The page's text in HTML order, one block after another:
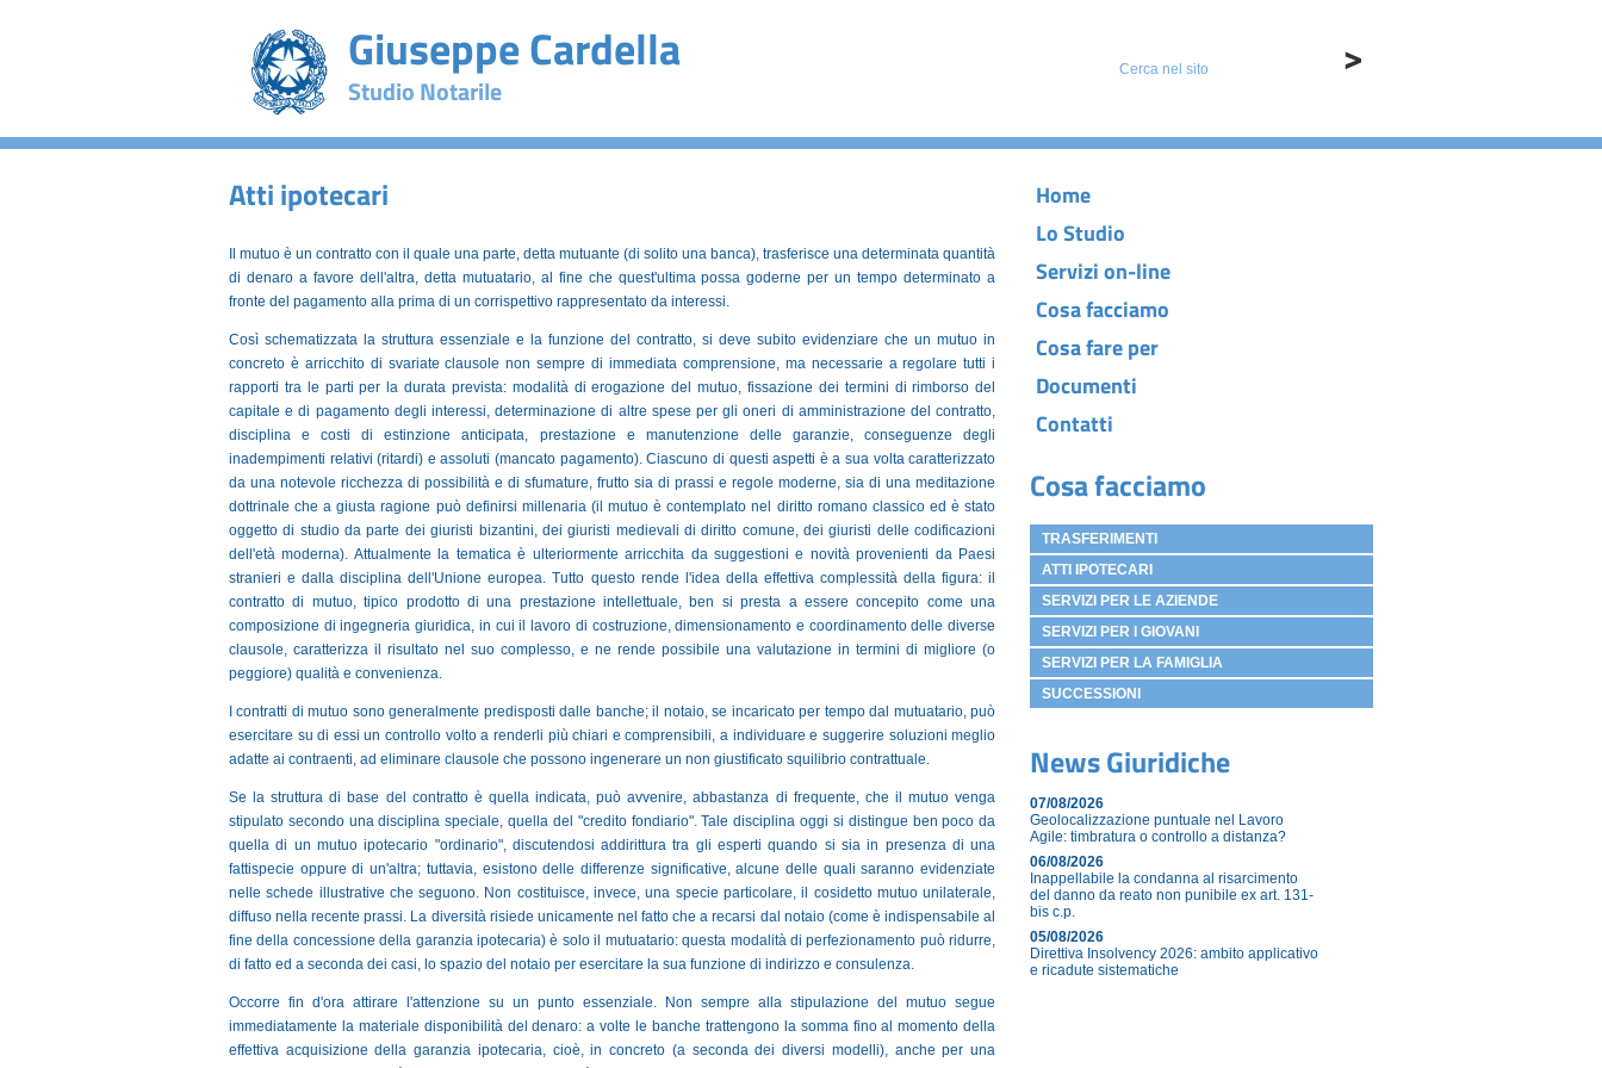
Giuseppe Cardella
Studio Notarile
Home
Lo Studio
Servizi on-line
Cosa facciamo
Cosa fare per
Documenti
Contatti
Atti ipotecari
Il mutuo è un contratto con il quale una parte, detta mutuante (di solito una banca), trasferisce una determinata quantità
di denaro a favore dell'altra, detta mutuatario, al fine che quest'ultima possa goderne per un tempo determinato a
fronte del pagamento alla prima di un corrispettivo rappresentato da interessi.
Così schematizzata la struttura essenziale e la funzione del contratto, si deve subito evidenziare che un mutuo in
concreto è arricchito di svariate clausole non sempre di immediata comprensione, ma necessarie a regolare tutti i
rapporti tra le parti per la durata prevista: modalità di erogazione del mutuo, fissazione dei termini di rimborso del
capitale e di pagamento degli interessi, determinazione di altre spese per gli oneri di amministrazione del contratto,
disciplina e costi di estinzione anticipata, prestazione e manutenzione delle garanzie, conseguenze degli
inadempimenti relativi (ritardi) e assoluti (mancato pagamento). Ciascuno di questi aspetti è a sua volta caratterizzato
da una notevole ricchezza di possibilità e di sfumature, frutto sia di prassi e regole moderne, sia di una meditazione
dottrinale che a giusta ragione può definirsi millenaria (il mutuo è contemplato nel diritto romano classico ed è stato
oggetto di studio da parte dei giuristi bizantini, dei giuristi medievali di diritto comune, dei giuristi delle codificazioni
dell'età moderna). Attualmente la tematica è ulteriormente arricchita da suggestioni e novità provenienti da Paesi
stranieri e dalla disciplina dell'Unione europea. Tutto questo rende l'idea della effettiva complessità della figura: il
contratto di mutuo, tipico prodotto di una prestazione intellettuale, ben si presta a essere concepito come una
composizione di ingegneria giuridica, in cui il lavoro di costruzione, dimensionamento e coordinamento delle diverse
clausole, caratterizza il risultato nel suo complesso, e ne rende possibile una valutazione in termini di migliore (o
peggiore) qualità e convenienza.
I contratti di mutuo sono generalmente predisposti dalle banche; il notaio, se incaricato per tempo dal mutuatario, può
esercitare su di essi un controllo volto a renderli più chiari e comprensibili, a individuare e suggerire soluzioni meglio
adatte ai contraenti, ad eliminare clausole che possono ingenerare un non giustificato squilibrio contrattuale.
Se la struttura di base del contratto è quella indicata, può avvenire, abbastanza di frequente, che il mutuo venga
stipulato secondo una disciplina speciale, quella del "credito fondiario". Tale disciplina oggi si distingue ben poco da
quella di un mutuo ipotecario "ordinario", discutendosi addirittura tra gli esperti quando si sia in presenza di una
fattispecie oppure di un'altra; tuttavia, esistono delle differenze significative, alcune delle quali saranno evidenziate
nelle schede illustrative che seguono. Non costituisce, invece, una specie particolare, il cosidetto mutuo unilaterale,
diffuso nella recente prassi. La diversità risiede unicamente nel fatto che a recarsi dal notaio (come è indispensabile al
fine della concessione della garanzia ipotecaria) è solo il mutuatario: questa modalità di perfezionamento può ridurre,
di fatto ed a seconda dei casi, lo spazio del notaio per esercitare la sua funzione di indirizzo e consulenza.
Occorre fin d'ora attirare l'attenzione su un punto essenziale. Non sempre alla stipulazione del mutuo segue
immediatamente la materiale disponibilità del denaro: a volte le banche trattengono la somma fino al momento della
effettiva acquisizione della garanzia ipotecaria, cioè, in concreto (a seconda dei diversi modelli), anche per una
Cosa facciamo
TRASFERIMENTI
ATTI IPOTECARI
SERVIZI PER LE AZIENDE
SERVIZI PER I GIOVANI
SERVIZI PER LA FAMIGLIA
SUCCESSIONI
News Giuridiche
07/08/2026
Geolocalizzazione puntuale nel Lavoro
Agile: timbratura o controllo a distanza?
06/08/2026
Inappellabile la condanna al risarcimento
del danno da reato non punibile ex art. 131-
bis c.p.
05/08/2026
Direttiva Insolvency 2026: ambito applicativo
e ricadute sistematiche